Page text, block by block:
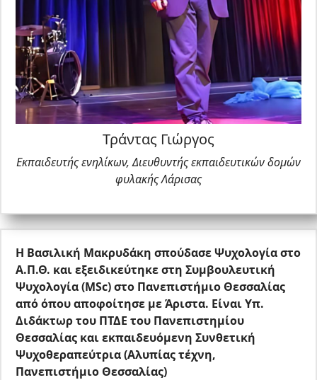
Τράντας Γιώργος
Εκπαιδευτής ενηλίκων, Διευθυντής εκπαιδευτικών δομών
φυλακής Λάρισας
Η Βασιλική Μακρυδάκη σπούδασε Ψυχολογία στο
Α.Π.Θ. και εξειδικεύτηκε στη Συμβουλευτική
Ψυχολογία (ΜSc) στο Πανεπιστήμιο Θεσσαλίας
από όπου αποφοίτησε με Άριστα. Είναι Υπ.
Διδάκτωρ του ΠΤΔΕ του Πανεπιστημίου
Θεσσαλίας και εκπαιδευόμενη Συνθετική
Ψυχοθεραπεύτρια (Αλυπίας τέχνη,
Πανεπιστήμιο Θεσσαλίας)